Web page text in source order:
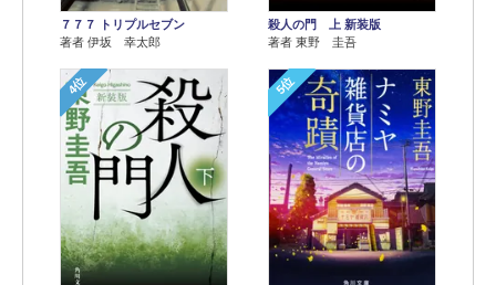
７７７ トリプルセブン
著者 伊坂 幸太郎
殺人の門 上 新装版
著者 東野 圭吾
4位 5位